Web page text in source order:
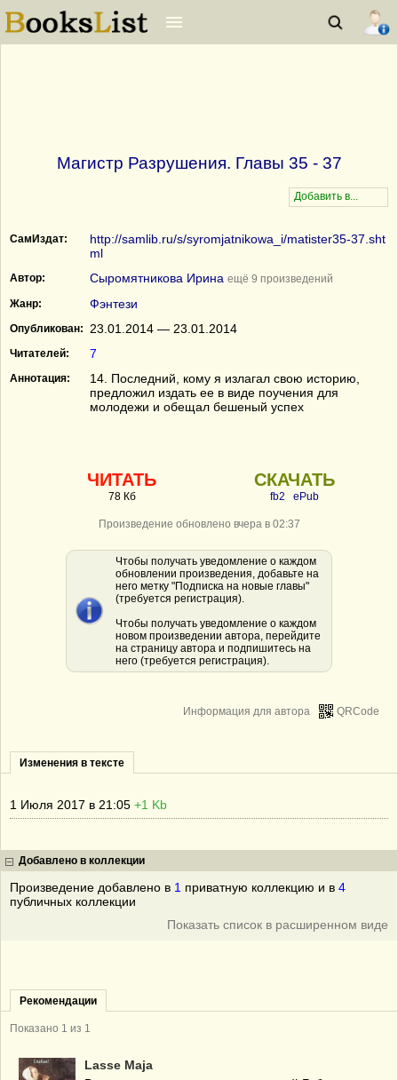
Магистр Разрушения. Главы 35 - 37
СамИздат:
http://samlib.ru/s/syromjatnikowa_i/matister35-37.sht
ml
Автор: Сыромятникова Ирина ещё 9 произведений
Жанр:
Фэнтези
Опубликован: 23.01.2014 — 23.01.2014
Читателей: 7
Аннотация:
14. Последний, кому я излагал свою историю,
предложил издать ее в виде поучения для
молодежи и обещал бешеный успех
ЧИТАТЬ
78 Кб
СКАЧАТЬ
fb2 ePub
Произведение обновлено вчера в 02:37
Чтобы получать уведомление о каждом
обновлении произведения, добавьте на
него метку "Подписка на новые главы"
(требуется регистрация).
Чтобы получать уведомление о каждом
новом произведении автора, перейдите
на страницу автора и подпишитесь на
него (требуется регистрация).
QRCode
Информация для автора
Изменения в тексте
1 Июля 2017 в 21:05 +1 Kb
Добавлено в коллекции
Произведение добавлено в 1 приватную коллекцию и в 4
публичных коллекции
Показать список в расширенном виде
Рекомендации
Показано 1 из 1
Lasse Maja